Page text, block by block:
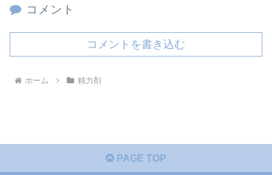
コメント
コメントを書き込む
ホーム 精力剤
PAGE TOP